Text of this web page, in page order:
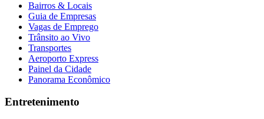
Bairros & Locais
Guia de Empresas
Vagas de Emprego
Trânsito ao Vivo
Transportes
Aeroporto Express
Painel da Cidade
Panorama Econômico
Entretenimento